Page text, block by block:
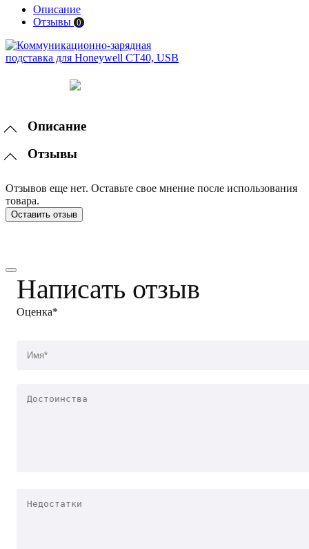
Описание
Отзывы 0
Описание
Отзывы
Отзывов еще нет. Оставьте свое мнение после использования
товара.
Оставить отзыв
Написать отзыв
Оценка*